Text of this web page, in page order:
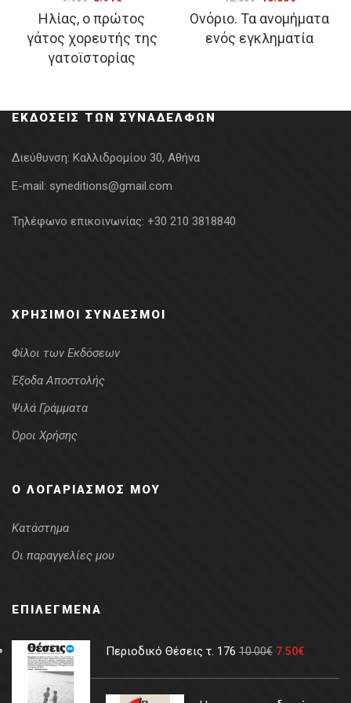
Ηλίας, ο πρώτος
γάτος χορευτής της
γατοϊστορίας
price
was:
9.90€.
τρέχουσα
τιμή
είναι:
Ονόριο. Τα ανομήματα
ενός εγκληματία
price
was:
τρέχουσα
τιμή
ΕΚΔΌΣΕΙΣ ΤΩΝ ΣΥΝΑΔΈΛΦΩΝ
Διεύθυνση: Καλλιδρομίου 30, Αθήνα
E-mail: syneditions@gmail.com
Τηλέφωνο επικοινωνίας: +30 210 3818840
ΧΡΉΣΙΜΟΙ ΣΎΝΔΕΣΜΟΙ
Φίλοι των Εκδόσεων
Έξοδα Αποστολής
Ψιλά Γράμματα
Όροι Χρήσης
Ο ΛΟΓΑΡΙΑΣΜΌΣ ΜΟΥ
Κατάστημα
Οι παραγγελίες μου
ΕΠΙΛΕΓΜΈΝΑ
Περιοδικό Θέσεις τ. 176 10.00€ 7.50€